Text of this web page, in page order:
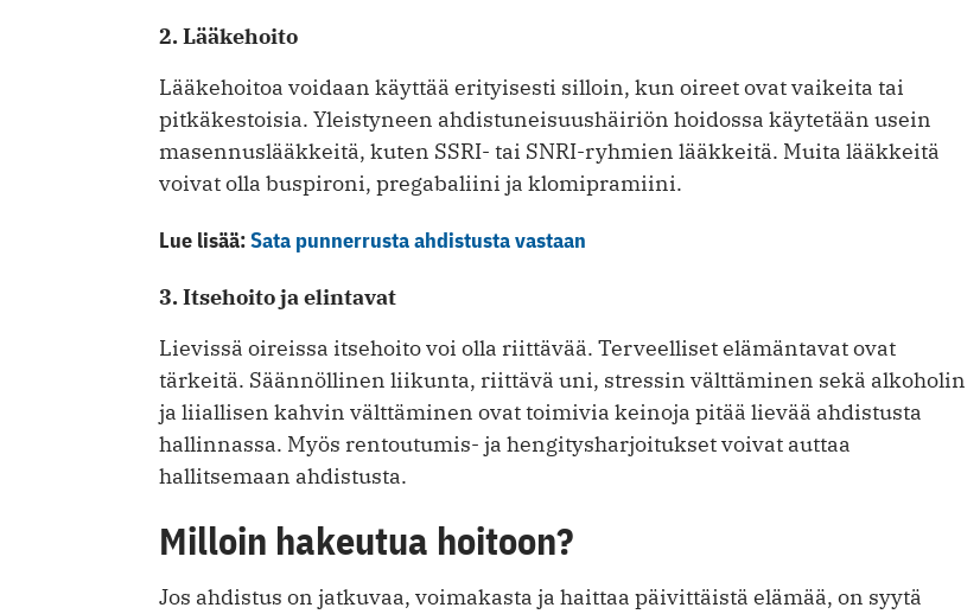
2. Lääkehoito
Lääkehoitoa voidaan käyttää erityisesti silloin, kun oireet ovat vaikeita tai
pitkäkestoisia. Yleistyneen ahdistuneisuushäiriön hoidossa käytetään usein
masennuslääkkeitä, kuten SSRI- tai SNRI-ryhmien lääkkeitä. Muita lääkkeitä
voivat olla buspironi, pregabaliini ja klomipramiini.
Lue lisää:Sata punnerrusta ahdistusta vastaan
3. Itsehoito ja elintavat
Lievissä oireissa itsehoito voi olla riittävää. Terveelliset elämäntavat ovat
tärkeitä. Säännöllinen liikunta, riittävä uni, stressin välttäminen sekä alkoholin
ja liiallisen kahvin välttäminen ovat toimivia keinoja pitää lievää ahdistusta
hallinnassa. Myös rentoutumis- ja hengitysharjoitukset voivat auttaa
hallitsemaan ahdistusta.
Milloin hakeutua hoitoon?
Jos ahdistus on jatkuvaa, voimakasta ja haittaa päivittäistä elämää, on syytä